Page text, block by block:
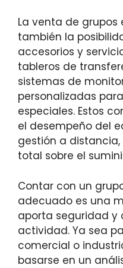
La venta de
también la
accesorios y
tableros de
sistemas de
personalizadas
especiales. Estos
el desempeño del
gestión a
total sobre el
Contar con un
adecuado es una
aporta seguridad y
actividad. Ya sea
comercial o
basarse en un